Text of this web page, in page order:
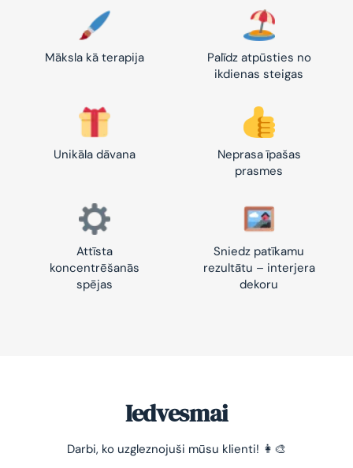
Māksla kā terapija
Palīdz atpūsties no
ikdienas steigas
Unikāla dāvana
Neprasa īpašas
prasmes
Attīsta
koncentrēšanās
spējas
Sniedz patīkamu
rezultātu – interjera
dekoru
Iedvesmai
Darbi, ko uzgleznojuši mūsu klienti! 👩‍🎨